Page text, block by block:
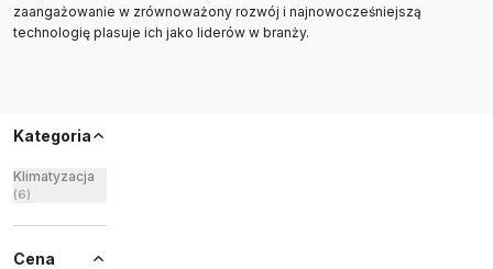
zaangażowanie w zrównoważony rozwój i najnowocześniejszą
technologię plasuje ich jako liderów w branży.
Kategoria
Klimatyzacja
(6)
Cena